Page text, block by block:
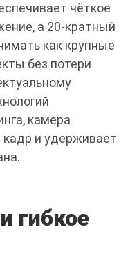
чёткое
а 20-кратный
как крупные
без потери
камера
кадр и удерживает
гибкое